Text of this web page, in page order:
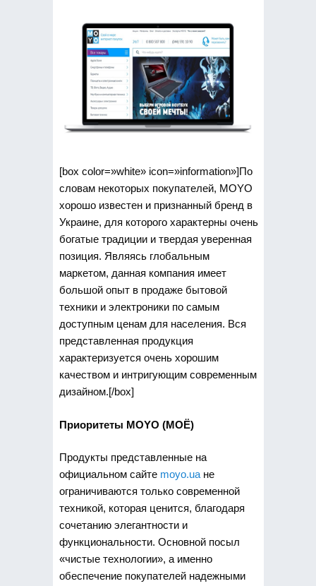
[box color=»white» icon=»information»]По
словам некоторых покупателей, MOYO
хорошо известен и признанный бренд в
Украине, для которого характерны очень
богатые традиции и твердая уверенная
позиция. Являясь глобальным
маркетом, данная компания имеет
большой опыт в продаже бытовой
техники и электроники по самым
доступным ценам для населения. Вся
представленная продукция
характеризуется очень хорошим
качеством и интригующим современным
дизайном.[/box]
Приоритеты MOYО (МОЁ)
Продукты представленные на
официальном сайте moyo.uaне
ограничиваются только современной
техникой, которая ценится, благодаря
сочетанию элегантности и
функциональности. Основной посыл
«чистые технологии», а именно
обеспечение покупателей надежными